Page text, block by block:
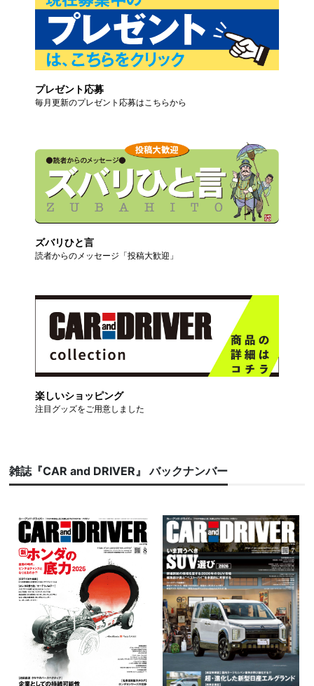
プレゼント応募
毎月更新のプレゼント応募はこちらから
ズバリひと言
読者からのメッセージ「投稿大歓迎」
楽しいショッピング
注目グッズをご用意しました
雑誌『CAR and DRIVER』 バックナンバー